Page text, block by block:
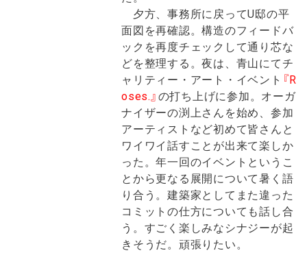
夕方、事務所に戻ってU邸の平
面図を再確認。構造のフィードバ
ックを再度チェックして通り芯な
どを整理する。夜は、青山にてチ
ャリティー・アート・イベント 『R
oses.』の打ち上げに参加。オーガ
ナイザーの渕上さんを始め、参加
アーティストなど初めて皆さんと
ワイワイ話すことが出来て楽しか
った。年一回のイベントというこ
とから更なる展開について暑く語
り合う。建築家としてまた違った
コミットの仕方についても話し合
う。すごく楽しみなシナジーが起
きそうだ。頑張りたい。